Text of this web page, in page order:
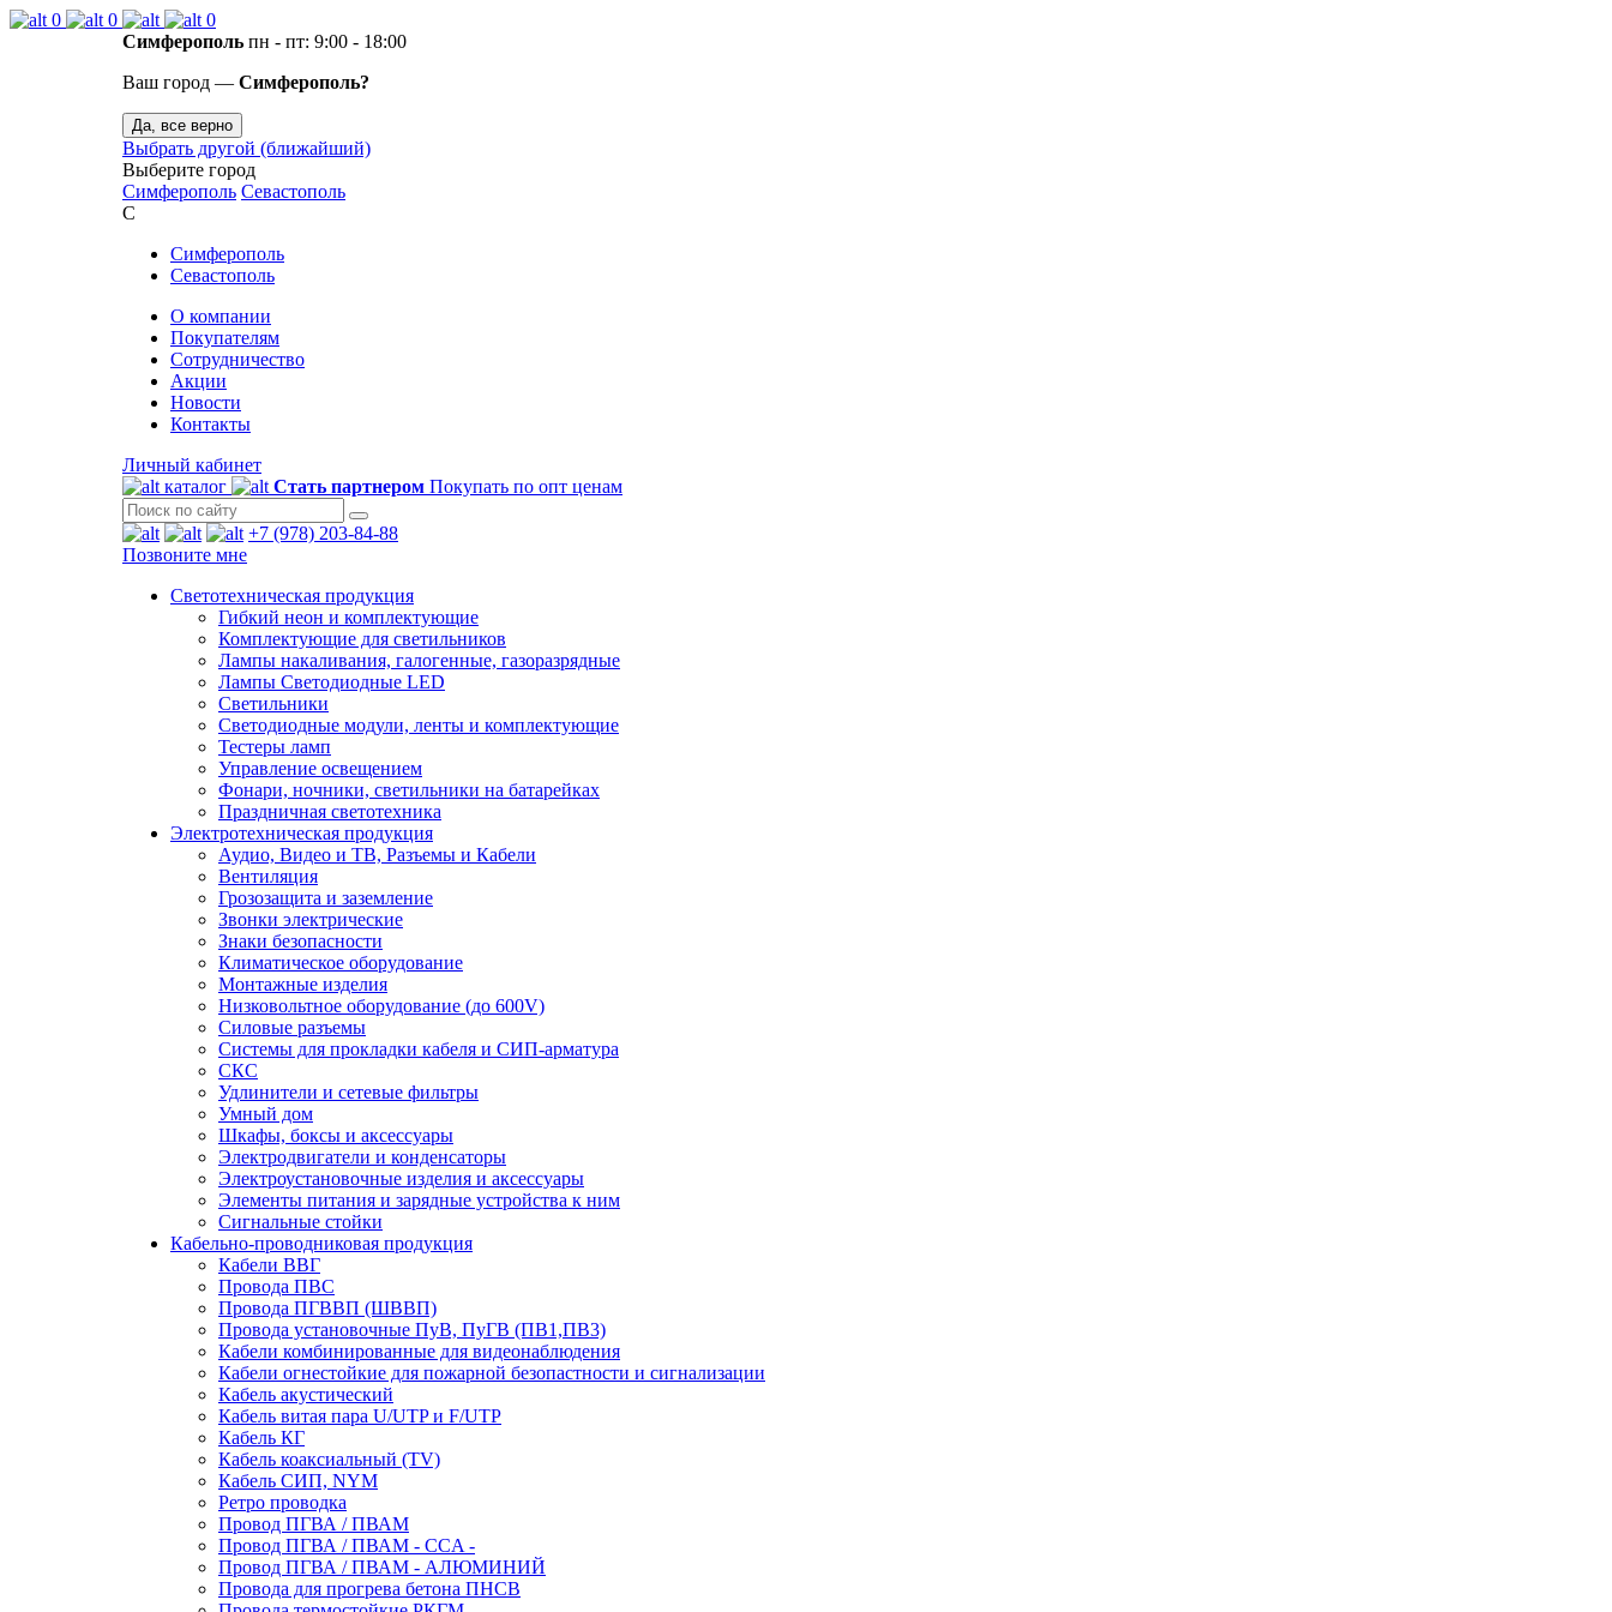
0 0
0
Симферополь пн - пт: 9:00 - 18:00
Ваш город — Симферополь?
Да, все верно
Выбрать другой (ближайший)
Выберите город
Симферополь Севастополь
С
Симферополь
Севастополь
О компании
Покупателям
Сотрудничество
Акции
Новости
Контакты
Личный кабинет
каталог
Стать партнером Покупать по опт ценам
+7 (978) 203-84-88
Позвоните мне
Светотехническая продукция
Гибкий неон и комплектующие
Комплектующие для светильников
Лампы накаливания, галогенные, газоразрядные
Лампы Светодиодные LED
Светильники
Светодиодные модули, ленты и комплектующие
Тестеры ламп
Управление освещением
Фонари, ночники, светильники на батарейках
Праздничная светотехника
Электротехническая продукция
Аудио, Видео и ТВ, Разъемы и Кабели
Вентиляция
Грозозащита и заземление
Звонки электрические
Знаки безопасности
Климатическое оборудование
Монтажные изделия
Низковольтное оборудование (до 600V)
Силовые разъемы
Системы для прокладки кабеля и СИП-арматура
СКС
Удлинители и сетевые фильтры
Умный дом
Шкафы, боксы и аксессуары
Электродвигатели и конденсаторы
Электроустановочные изделия и аксессуары
Элементы питания и зарядные устройства к ним
Сигнальные стойки
Кабельно-проводниковая продукция
Кабели ВВГ
Провода ПВС
Провода ПГВВП (ШВВП)
Провода установочные ПуВ, ПуГВ (ПВ1,ПВ3)
Кабели комбинированные для видеонаблюдения
Кабели огнестойкие для пожарной безопастности и сигнализации
Кабель акустический
Кабель витая пара U/UTP и F/UTP
Кабель КГ
Кабель коаксиальный (TV)
Кабель СИП, NYM
Ретро проводка
Провод ПГВА / ПВАМ
Провод ПГВА / ПВАМ - CCA -
Провод ПГВА / ПВАМ - АЛЮМИНИЙ
Провода для прогрева бетона ПНСВ